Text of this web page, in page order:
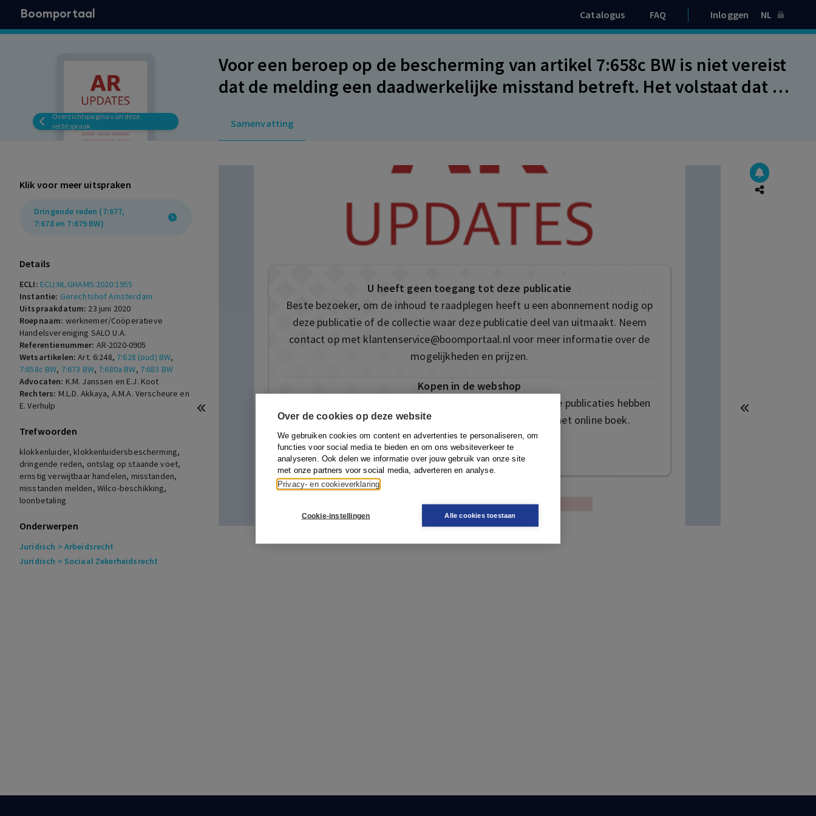
Over de cookies op deze website
We gebruiken cookies om content en advertenties te personaliseren, om
functies voor social media te bieden en om ons websiteverkeer te
analyseren. Ook delen we informatie over jouw gebruik van onze site
met onze partners voor social media, adverteren en analyse.
Privacy- en cookieverklaring
Cookie-instellingen Alle cookies toestaan
Boomportaal Catalogus FAQ Inloggen NL
Overzichtspagina van deze
rechtspraak
Voor een beroep op de bescherming van artikel 7:658c BW is niet vereist
dat de melding een daadwerkelijke misstand betreft. Het volstaat dat de
behoren meldt.
Samenvatting
Klik voor meer uitspraken
Dringende reden (7:677,
7:678 en 7:679 BW)
Details
ECLI: ECLI:NL:GHAMS:2020:1955
Instantie: Gerechtshof Amsterdam
Uitspraakdatum: 23 juni 2020
Roepnaam: werknemer/Coöperatieve
Handelsvereniging SALO U.A.
Referentienummer: AR-2020-0905
Wetsartikelen:Art. 6:248, 7:628 (oud) BW,
7:658c BW, 7:673 BW, 7:680a BW, 7:683 BW
Advocaten: K.M. Janssen en E.J. Koot
Rechters: M.L.D. Akkaya, A.M.A. Verscheure en
E. Verhulp
Trefwoorden
klokkenluider, klokkenluidersbescherming,
dringende reden, ontslag op staande voet,
ernstig verwijtbaar handelen, misstanden,
misstanden melden, Wilco-beschikking,
loonbetaling
Onderwerpen
Juridisch > Arbeidsrecht
Juridisch > Sociaal Zekerheidsrecht
U heeft geen toegang tot deze publicatie
Beste bezoeker, om de inhoud te raadplegen heeft u een abonnement nodig op
deze publicatie of de collectie waar deze publicatie deel van uitmaakt. Neem
contact op met klantenservice@boomportaal.nlvoor meer informatie over de
mogelijkheden en prijzen.
Kopen in de webshop
Deze publicatie is ook te vinden in onze webshop. Sommige publicaties hebben
ook de mogelijkheid om direct toegang te kopen tot het online boek.
Naar de webshop